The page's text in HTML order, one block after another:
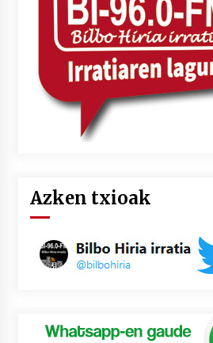
Azken txioak